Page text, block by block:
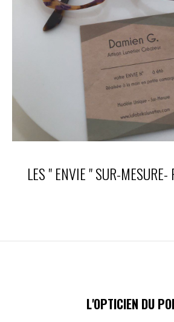
LES " ENVIE " SUR-MESURE-
L'OPTICIEN DU